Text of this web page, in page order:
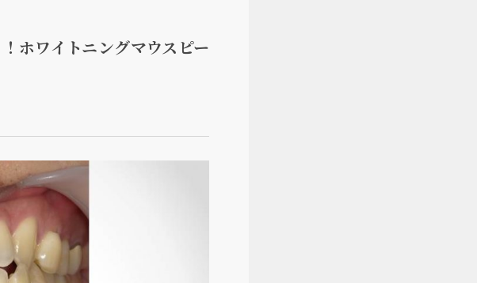
ホワイトニングマウスピー